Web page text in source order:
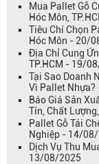
Mua Pallet Gỗ
Hóc Môn,
Tiêu Chí Chọn
Hóc Môn - 20/
Địa Chỉ Cung
TP.HCM - 19/
Tại Sao Doanh
Vì Pallet
Báo Giá Sản
Tín, Chất
Pallet Gỗ Tái
Nghiệp - 14/
Dịch Vụ Thu
13/08/2025